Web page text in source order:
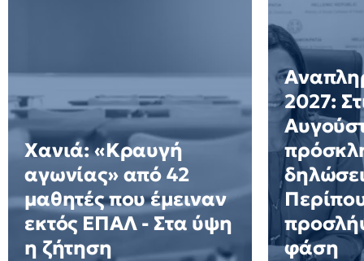
Χανιά: «Κραυγή
αγωνίας» από 42
μαθητές που έμειναν
εκτός ΕΠΑΛ - Στα ύψη
η ζήτηση
2027:
φάση